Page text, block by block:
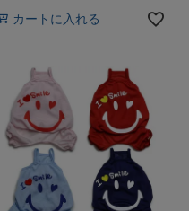
カートに入れる